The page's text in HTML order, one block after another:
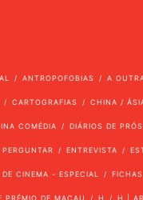
ANTROPOFOBIAS A
CARTOGRAFIAS CHINA /
COMÉDIA DIÁRIOS DE
ENTREVISTA
CINEMA - ESPECIAL
PRÉMIO DE MACAU H H |